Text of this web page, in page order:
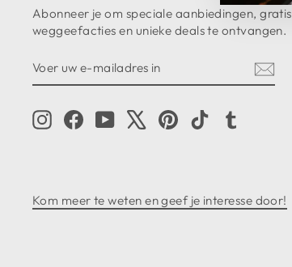
Abonneer je om speciale aanbiedingen, gratis
weggeefacties en unieke deals te ontvangen.
UW
E-
IN InstagramFacebookYouTube PinterestTikTok
Kom meer te weten en geef je interesse door!